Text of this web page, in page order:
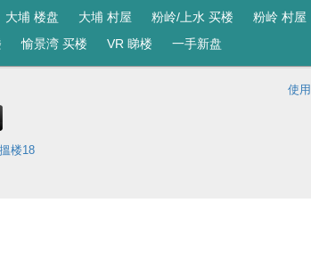
大埔 楼盘 大埔 村屋 粉岭/上水 买楼 粉岭 村屋
愉景湾 买楼 VR 睇楼 一手新盘
使
搵楼18